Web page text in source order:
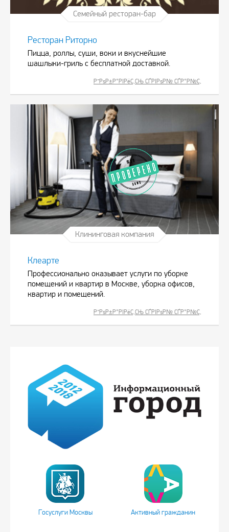
Семейный ресторан-бар
Ресторан Риторно
Пицца, роллы, суши, воки и вкуснейшие
шашлыки-гриль с бесплатной доставкой.
Р”РѕР±Р°РІРёС‚СЊ СЃРІРѕР№ СЃР°Р№С‚
Клининговая компания
Клеарте
Профессионально оказывает услуги по уборке
помещений и квартир в Москве, уборка офисов,
квартир и помещений.
Р”РѕР±Р°РІРёС‚СЊ СЃРІРѕР№ СЃР°Р№С‚
Госуслуги Москвы Активный гражданин